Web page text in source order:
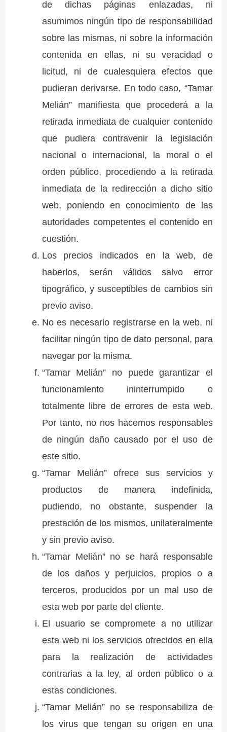
de dichas páginas enlazadas, ni
asumimos ningún tipo de responsabilidad
sobre las mismas, ni sobre la información
contenida en ellas, ni su veracidad o
licitud, ni de cualesquiera efectos que
pudieran derivarse. En todo caso, “Tamar
Melián” manifiesta que procederá a la
retirada inmediata de cualquier contenido
que pudiera contravenir la legislación
nacional o internacional, la moral o el
orden público, procediendo a la retirada
inmediata de la redirección a dicho sitio
web, poniendo en conocimiento de las
autoridades competentes el contenido en
cuestión.
Los precios indicados en la web, de
haberlos, serán válidos salvo error
tipográfico, y susceptibles de cambios sin
previo aviso.
No es necesario registrarse en la web, ni
facilitar ningún tipo de dato personal, para
navegar por la misma.
“Tamar Melián” no puede garantizar el
funcionamiento ininterrumpido o
totalmente libre de errores de esta web.
Por tanto, no nos hacemos responsables
de ningún daño causado por el uso de
este sitio.
“Tamar Melián” ofrece sus servicios y
productos de manera indefinida,
pudiendo, no obstante, suspender la
prestación de los mismos, unilateralmente
y sin previo aviso.
“Tamar Melián” no se hará responsable
de los daños y perjuicios, propios o a
terceros, producidos por un mal uso de
esta web por parte del cliente.
El usuario se compromete a no utilizar
esta web ni los servicios ofrecidos en ella
para la realización de actividades
contrarias a la ley, al orden público o a
estas condiciones.
“Tamar Melián” no se responsabiliza de
los virus que tengan su origen en una